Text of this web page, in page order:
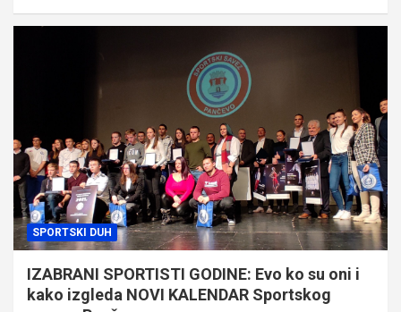
SPORTSKI DUH
IZABRANI SPORTISTI GODINE: Evo ko su oni i
kako izgleda NOVI KALENDAR Sportskog